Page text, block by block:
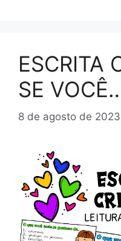
ESCRITA
SE
8 de agosto de 2023